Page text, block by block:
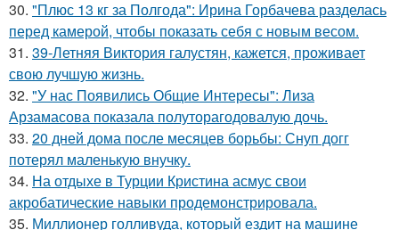
30. "Плюс 13 кг за Полгода": Ирина Горбачева разделась
перед камерой, чтобы показать себя с новым весом.
31. 39-Летняя Виктория галустян, кажется, проживает
свою лучшую жизнь.
32. "У нас Появились Общие Интересы": Лиза
Арзамасова показала полуторагодовалую дочь.
33. 20 дней дома после месяцев борьбы: Снуп догг
потерял маленькую внучку.
34. На отдыхе в Турции Кристина асмус свои
акробатические навыки продемонстрировала.
35. Миллионер голливуда, который ездит на машине